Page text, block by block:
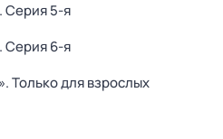
. Серия 5-я
. Серия 6-я
Только для взрослых